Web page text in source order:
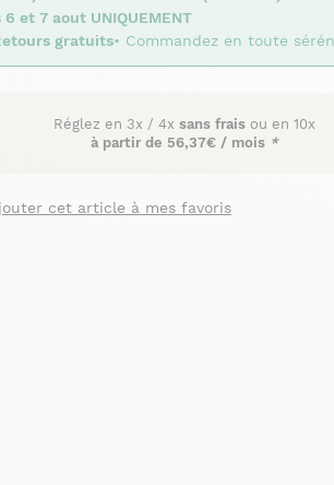
6 et 7 aout UNIQUEMENT
gratuits• Commandez en toute
Réglez en 3x / 4x sans frais ou en 10x
à partir de 56,37€ / mois *
cet article à mes favoris